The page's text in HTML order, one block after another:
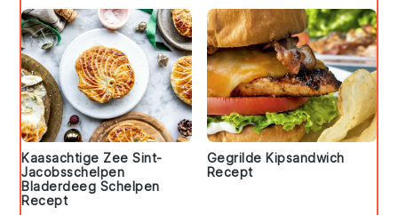
Kaasachtige Zee Sint-
Jacobsschelpen
Bladerdeeg Schelpen
Recept
Gegrilde Kipsandwich
Recept